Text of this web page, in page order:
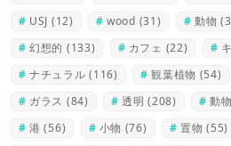
USJ (12) wood (31) 動物
幻想的 (133) カフェ (22)
ナチュラル (116) 観葉植物 (54)
ガラス (84) 透明 (208) 動
港 (56) 小物 (76) 置物 (55)